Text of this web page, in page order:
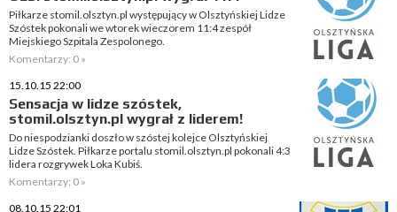
Piłkarze stomil.olsztyn.pl występujący w Olsztyńskiej Lidze
Szóstek pokonali we wtorek wieczorem 11:4 zespół
Miejskiego Szpitala Zespolonego.
Komentarzy: 0 »
15.10.15 22:00
Sensacja w lidze szóstek,
stomil.olsztyn.pl wygrał z liderem!
Do niespodzianki doszło w szóstej kolejce Olsztyńskiej
Lidze Szóstek. Piłkarze portalu stomil.olsztyn.pl pokonali 4:3
lidera rozgrywek Loka Kubiś.
Komentarzy: 0 »
08.10.15 22:01